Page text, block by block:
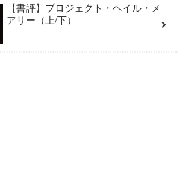
【書評】プロジェクト・ヘイル・メ
アリー（上/下）